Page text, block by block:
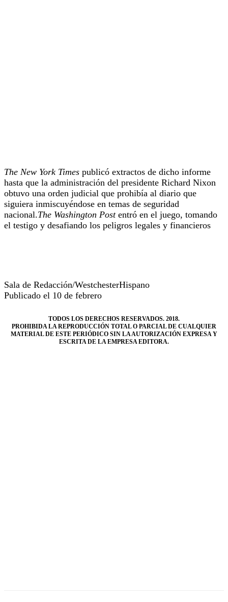
The New York Times publicó extractos de dicho informe
hasta que la administración del presidente Richard Nixon
obtuvo una orden judicial que prohibía al diario que
siguiera inmiscuyéndose en temas de seguridad
nacional.The Washington Post entró en el juego, tomando
el testigo y desafiando los peligros legales y financieros
Sala de Redacción/WestchesterHispano
Publicado el 10 de febrero
TODOS LOS DERECHOS RESERVADOS. 2018.
PROHIBIDA LA REPRODUCCIÓN TOTAL O PARCIAL DE CUALQUIER
MATERIAL DE ESTE PERIÓDICO SIN LA AUTORIZACIÓN EXPRESA Y
ESCRITA DE LA EMPRESA EDITORA.